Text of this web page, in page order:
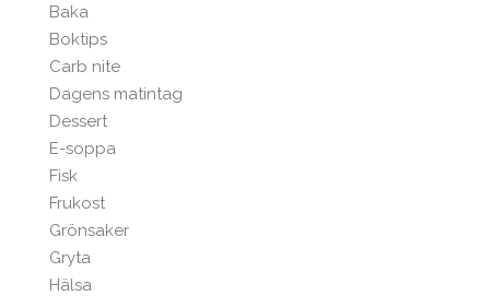
Baka
Boktips
Carb nite
Dagens matintag
Dessert
E-soppa
Fisk
Frukost
Grönsaker
Gryta
Hälsa